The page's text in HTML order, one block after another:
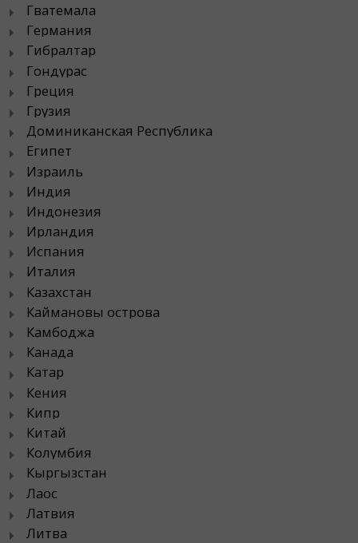
Гватемала
Германия
Гибралтар
Гондурас
Греция
Грузия
Доминиканская Республика
Египет
Израиль
Индия
Индонезия
Ирландия
Испания
Италия
Казахстан
Каймановы острова
Камбоджа
Канада
Катар
Кения
Кипр
Китай
Колумбия
Кыргызстан
Лаос
Латвия
Литва